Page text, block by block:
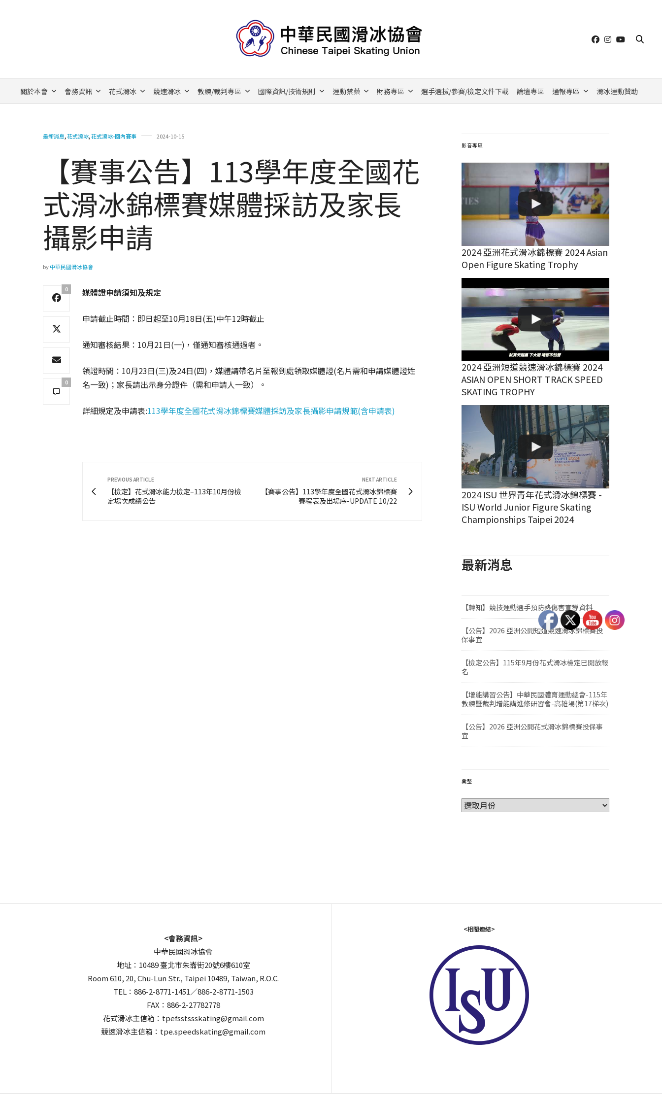
關於本會 會務資訊 花式滑冰 競速滑冰 教練/裁判專區 國際資訊/技術規則 運動禁藥 財務專區 選手選拔/參賽/檢定文件下載 論壇專區 通報專區 滑冰運動贊助
最新消息,花式滑冰,花式滑冰-國內賽事 2024-10-15
【賽事公告】113學年度全國花
式滑冰錦標賽媒體採訪及家長
攝影申請
by中華民國滑冰協會
0
0
媒體證申請須知及規定
申請截止時間：即日起至10月18日(五)中午12時截止
通知審核結果：10月21日(一)，僅通知審核通過者。
領證時間：10月23日(三)及24日(四)，媒體請帶名片至報到處領取媒體證(名片需和申請媒體證姓
名一致)；家長請出示身分證件（需和申請人一致）。
詳細規定及申請表:113學年度全國花式滑冰錦標賽媒體採訪及家長攝影申請規範(含申請表)
PREVIOUS ARTICLE
【檢定】花式滑冰能力檢定–113年10月份檢
定場次成績公告
NEXT ARTICLE
【賽事公告】113學年度全國花式滑冰錦標賽
賽程表及出場序-UPDATE 10/22
影音專區
2024 亞洲花式滑冰錦標賽 2024 Asian
Open Figure Skating Trophy
2024 亞洲短道競速滑冰錦標賽 2024
ASIAN OPEN SHORT TRACK SPEED
SKATING TROPHY
2024 ISU 世界青年花式滑冰錦標賽 -
ISU World Junior Figure Skating
Championships Taipei 2024
最新消息
【轉知】競技運動選手預防熱傷害宣導資料
【公告】2026 亞洲公開短道競速滑冰錦標賽投
保事宜
【檢定公告】115年9月份花式滑冰檢定已開放報
名
【增能講習公告】中華民國體育運動總會-115年
教練暨裁判增能講進修研習會-高雄場(第17梯次)
【公告】2026 亞洲公開花式滑冰錦標賽投保事
宜
彙整
<會務資訊>
中華民國滑冰協會
地址：10489 臺北市朱崙街20號6樓610室
Room 610, 20, Chu-Lun Str., Taipei 10489, Taiwan, R.O.C.
TEL：886-2-8771-1451／886-2-8771-1503
FAX：886-2-27782778
花式滑冰主信箱：tpefsstssskating@gmail.com
競速滑冰主信箱：tpe.speedskating@gmail.com
<相關連結>